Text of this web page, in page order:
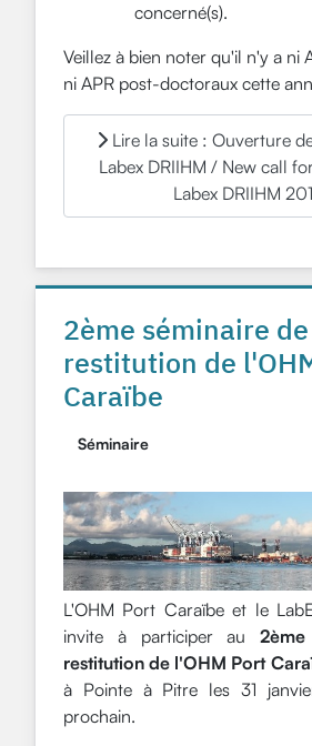
concerné(s).
Veillez à bien noter qu'il n'y a ni
ni APR post-doctoraux cette
Lire la suite : Ouverture
Labex DRIIHM / New call
Labex DRIIHM
2ème séminaire de
restitution de
Caraïbe
Séminaire
L'OHM Port Caraïbe et le
invite à participer au
restitution de l'OHM Port
à Pointe à Pitre les 31
prochain.